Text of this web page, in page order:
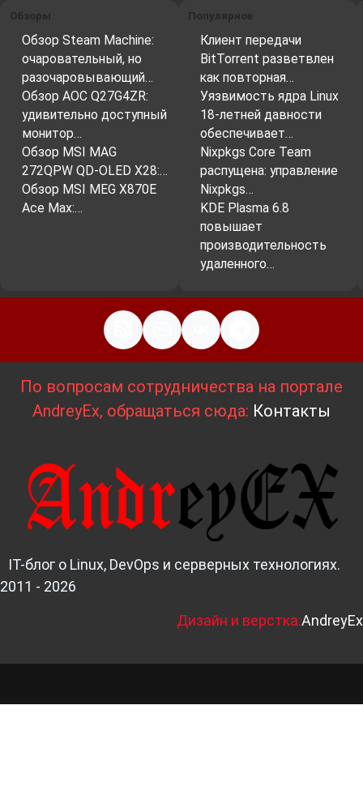
Обзоры
Обзор Steam Machine:
очаровательный, но
разочаровывающий…
Обзор AOC Q27G4ZR:
удивительно доступный
монитор…
Обзор MSI MAG
272QPW QD-OLED X28:…
Обзор MSI MEG X870E
Ace Max:…
Популярное
Клиент передачи
BitTorrent разветвлен
как повторная…
Уязвимость ядра Linux
18-летней давности
обеспечивает…
Nixpkgs Core Team
распущена: управление
Nixpkgs…
KDE Plasma 6.8
повышает
производительность
удаленного…
По вопросам сотрудничества на портале
AndreyEx, обращаться сюда: Контакты
IT-блог о Linux, DevOps и серверных технологиях.
2011 - 2026
Дизайн и верстка:AndreyEx